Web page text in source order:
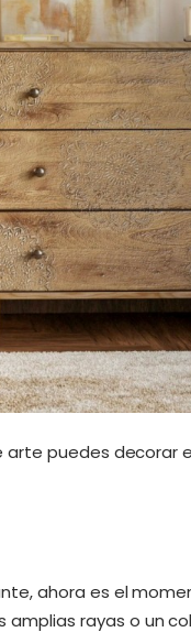
arte puedes decorar
ahora es el
rayas o un